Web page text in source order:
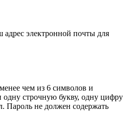
адрес электронной почты для
чем из 6 символов и
одну строчную букву, одну цифру
Пароль не должен содержать